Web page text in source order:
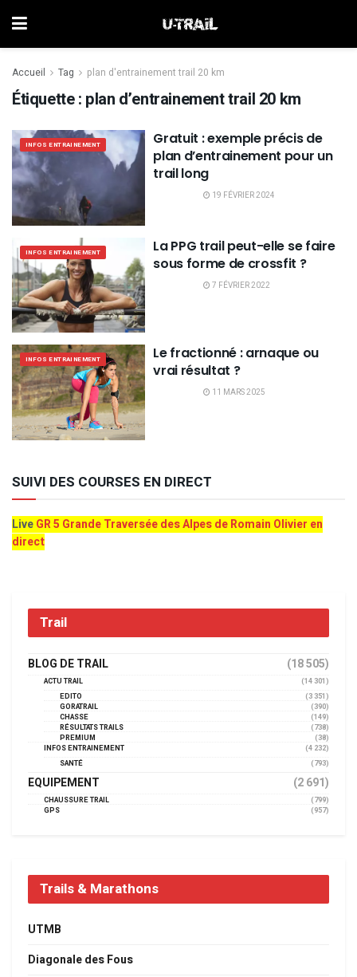
Accueil Tag plan d'entrainement trail 20 km
Étiquette : plan d’entrainement trail 20 km
INFOS ENTRAINEMENT
Gratuit : exemple précis de
plan d’entrainement pour un
trail long
19 FÉVRIER 2024
INFOS ENTRAINEMENT
La PPG trail peut-elle se faire
sous forme de crossfit ?
7 FÉVRIER 2022
INFOS ENTRAINEMENT
Le fractionné : arnaque ou
vrai résultat ?
11 MARS 2025
SUIVI DES COURSES EN DIRECT
LiveGR 5 Grande Traversée des Alpes de Romain Olivier en
direct
Trail
BLOG DE TRAIL (18 505)
ACTU TRAIL
(14 301)
EDITO
(3 351)
GORATRAIL
(390)
CHASSE
(149)
RÉSULTATS TRAILS
(738)
PREMIUM
(38)
INFOS ENTRAINEMENT
(4 232)
SANTÉ
(793)
EQUIPEMENT (2 691)
CHAUSSURE TRAIL
(799)
GPS
(957)
Trails & Marathons
UTMB
Diagonale des Fous